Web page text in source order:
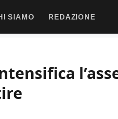
SIAMO REDAZIONE